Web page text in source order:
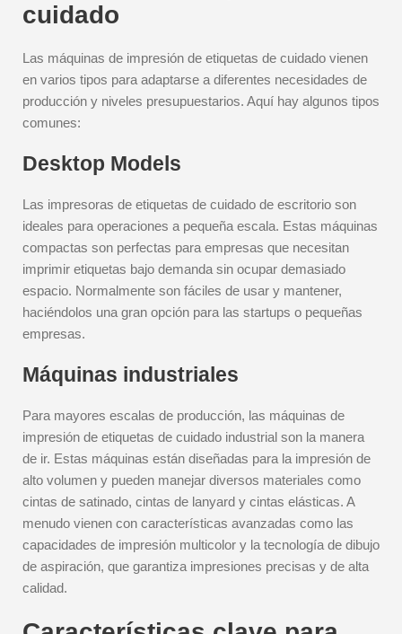
cuidado
Las máquinas de impresión de etiquetas de cuidado vienen
en varios tipos para adaptarse a diferentes necesidades de
producción y niveles presupuestarios. Aquí hay algunos tipos
comunes:
Desktop Models
Las impresoras de etiquetas de cuidado de escritorio son
ideales para operaciones a pequeña escala. Estas máquinas
compactas son perfectas para empresas que necesitan
imprimir etiquetas bajo demanda sin ocupar demasiado
espacio. Normalmente son fáciles de usar y mantener,
haciéndolos una gran opción para las startups o pequeñas
empresas.
Máquinas industriales
Para mayores escalas de producción, las máquinas de
impresión de etiquetas de cuidado industrial son la manera
de ir. Estas máquinas están diseñadas para la impresión de
alto volumen y pueden manejar diversos materiales como
cintas de satinado, cintas de lanyard y cintas elásticas. A
menudo vienen con características avanzadas como las
capacidades de impresión multicolor y la tecnología de dibujo
de aspiración, que garantiza impresiones precisas y de alta
calidad.